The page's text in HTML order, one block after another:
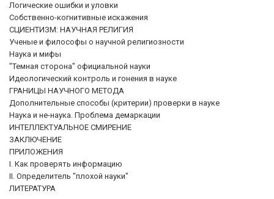
Логические ошибки и уловки
Собственно-когнитивные искажения
СЦИЕНТИЗМ: НАУЧНАЯ РЕЛИГИЯ
Ученые и философы о научной религиозности
Наука и мифы
"Темная сторона" официальной науки
Идеологический контроль и гонения в науке
ГРАНИЦЫ НАУЧНОГО МЕТОДА
Дополнительные способы (критерии) проверки в науке
Наука и не-наука. Проблема демаркации
ИНТЕЛЛЕКТУАЛЬНОЕ СМИРЕНИЕ
ЗАКЛЮЧЕНИЕ
ПРИЛОЖЕНИЯ
I. Как проверять информацию
II. Определитель "плохой науки"
ЛИТЕРАТУРА